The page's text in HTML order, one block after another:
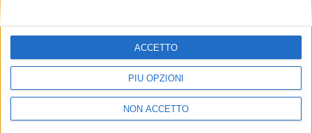
PIÙ OPZIONI
NON ACCETTO
ACCETTO